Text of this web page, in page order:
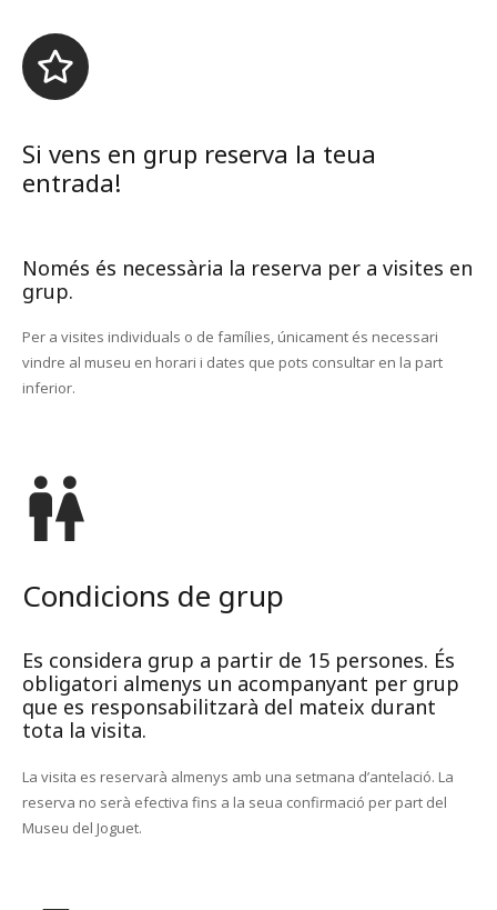
Si vens en grup reserva la teua
entrada!
Només és necessària la reserva per a visites en
grup.
Per a visites individuals o de famílies, únicament és necessari
vindre al museu en horari i dates que pots consultar en la part
inferior.
Condicions de grup
Es considera grup a partir de 15 persones. És
obligatori almenys un acompanyant per grup
que es responsabilitzarà del mateix durant
tota la visita.
La visita es reservarà almenys amb una setmana d’antelació. La
reserva no serà efectiva fins a la seua confirmació per part del
Museu del Joguet.